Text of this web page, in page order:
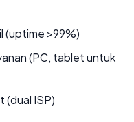
(uptime >99%)
(PC, tablet untuk
(dual ISP)